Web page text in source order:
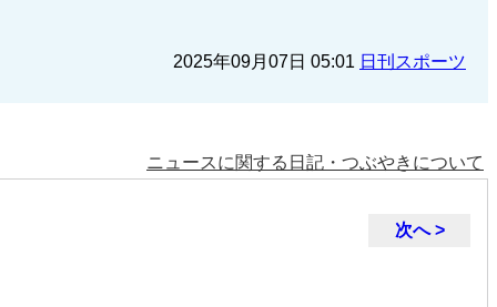
2025年09月07日 05:01 日刊スポーツ
ニュースに関する日記・つぶやきについて
次へ >